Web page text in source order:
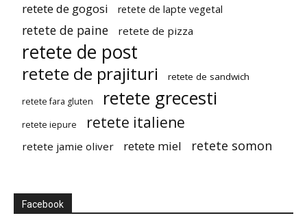
retete de gogosi retete de lapte vegetal
retete de paine retete de pizza
retete de post
retete de prajituri retete de sandwich
retete fara gluten retete grecesti
retete iepure retete italiene
retete jamie oliver retete miel retete somon
Facebook